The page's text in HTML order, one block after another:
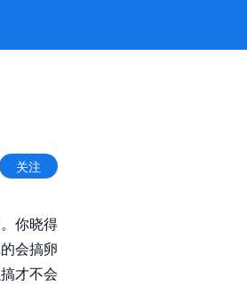
关注
你晓得
会搞卵
才不会